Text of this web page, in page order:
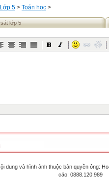
Lớp 5 > Toán học >
lớp 5
dung và hình ảnh thuộc bản quyền ông:
cáo: 0888.120.989